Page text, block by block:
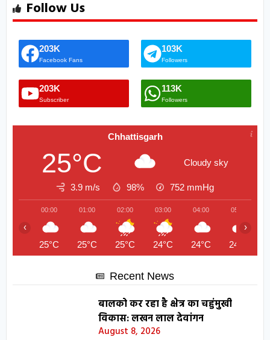
Follow Us
203K
Facebook Fans
103K
Followers
203K
Subscriber
113K
Followers
Chhattisgarh
25°C Cloudy sky
3.9 m/s 98% 752 mmHg
00:00
25°C
01:00
25°C
02:00
25°C
03:00
24°C
04:00
24°C
05:00
24°C
‹ ›
Recent News
बालको कर रहा है क्षेत्र का चहुंमुखी
विकास: लखन लाल देवांगन
August 8, 2026